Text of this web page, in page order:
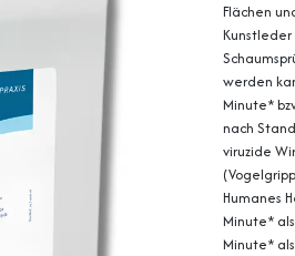
Flächen
werden
Minute*
nach
viruzide
Humanes
Minute*
Minute*